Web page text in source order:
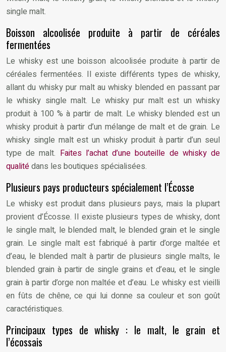
single malt.
Boisson alcoolisée produite à partir de céréales
fermentées
Le whisky est une boisson alcoolisée produite à partir de
céréales fermentées. Il existe différents types de whisky,
allant du whisky pur malt au whisky blended en passant par
le whisky single malt. Le whisky pur malt est un whisky
produit à 100 % à partir de malt. Le whisky blended est un
whisky produit à partir d’un mélange de malt et de grain. Le
whisky single malt est un whisky produit à partir d’un seul
type de malt. Faites l’achat d’une bouteille de whisky de
qualitédans les boutiques spécialisées.
Plusieurs pays producteurs spécialement l’Écosse
Le whisky est produit dans plusieurs pays, mais la plupart
provient d’Écosse. Il existe plusieurs types de whisky, dont
le single malt, le blended malt, le blended grain et le single
grain. Le single malt est fabriqué à partir d’orge maltée et
d’eau, le blended malt à partir de plusieurs single malts, le
blended grain à partir de single grains et d’eau, et le single
grain à partir d’orge non maltée et d’eau. Le whisky est vieilli
en fûts de chêne, ce qui lui donne sa couleur et son goût
caractéristiques.
Principaux types de whisky : le malt, le grain et
l’écossais